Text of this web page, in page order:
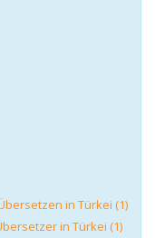
in Türkei (1)
in Türkei (1)